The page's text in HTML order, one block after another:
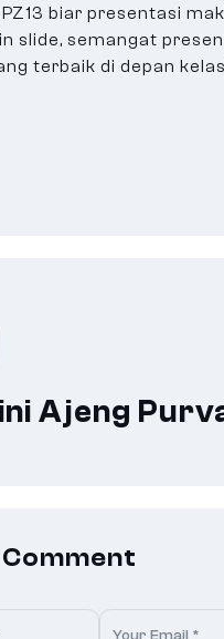
biar presentasi
slide, semangat
terbaik di depan
Ajeng
Comment